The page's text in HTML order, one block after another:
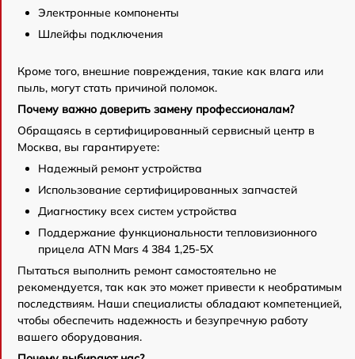
Электронные компоненты
Шлейфы подключения
Кроме того, внешние повреждения, такие как влага или
пыль, могут стать причиной поломок.
Почему важно доверить замену профессионалам?
Обращаясь в сертифицированный сервисный центр в
Москва, вы гарантируете:
Надежный ремонт устройства
Использование сертифицированных запчастей
Диагностику всех систем устройства
Поддержание функциональности тепловизионного
прицела ATN Mars 4 384 1,25-5X
Пытаться выполнить ремонт самостоятельно не
рекомендуется, так как это может привести к необратимым
последствиям. Наши специалисты обладают компетенцией,
чтобы обеспечить надежность и безупречную работу
вашего оборудования.